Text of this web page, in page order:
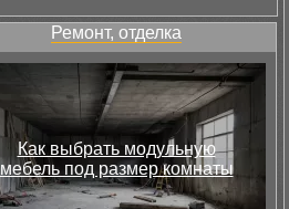
Ремонт, отделка
Как выбрать модульную
мебель под размер комнаты